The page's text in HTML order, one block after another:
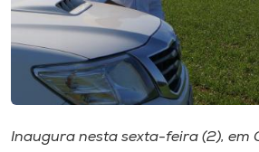
Unoesc
Store
Selecione
Inaugura nesta sexta-feira (2), em